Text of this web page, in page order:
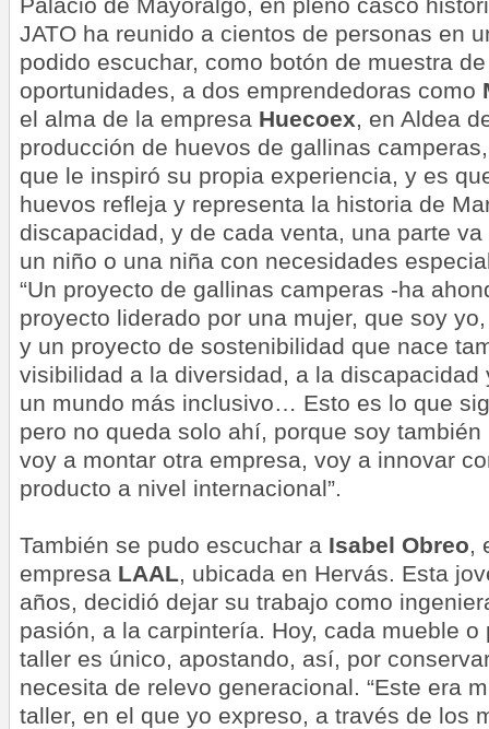
JATO ha reunido a cientos de personas en
podido escuchar, como botón de muestra
oportunidades, a dos emprendedoras como
el alma de la empresa Huecoex , en Aldea
producción de huevos de gallinas
que le inspiró su propia experiencia, y es
huevos refleja y representa la historia de
discapacidad, y de cada venta, una parte
un niño o una niña con necesidades
“Un proyecto de gallinas camperas -ha
proyecto liderado por una mujer, que soy
y un proyecto de sostenibilidad que nace
visibilidad a la diversidad, a la discapacidad
un mundo más inclusivo… Esto es lo que
pero no queda solo ahí, porque soy
voy a montar otra empresa, voy a innovar
producto a nivel internacional”.
También se pudo escuchar a Isabel Obreo
empresa LAAL , ubicada en Hervás. Esta
años, decidió dejar su trabajo como
pasión, a la carpintería. Hoy, cada mueble
taller es único, apostando, así, por
necesita de relevo generacional. “Este era
taller, en el que yo expreso, a través de los